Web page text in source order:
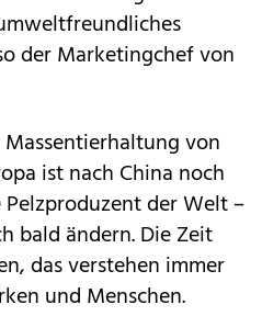
der Marketingchef von
von
ist nach China noch
der Welt –
bald ändern. Die Zeit
das verstehen immer
und Menschen.